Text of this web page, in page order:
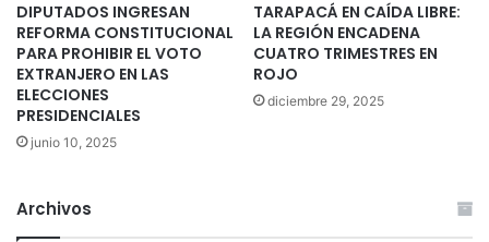
DIPUTADOS INGRESAN
REFORMA CONSTITUCIONAL
PARA PROHIBIR EL VOTO
EXTRANJERO EN LAS
ELECCIONES
PRESIDENCIALES
junio 10, 2025
TARAPACÁ EN CAÍDA LIBRE:
LA REGIÓN ENCADENA
CUATRO TRIMESTRES EN
ROJO
diciembre 29, 2025
Archivos